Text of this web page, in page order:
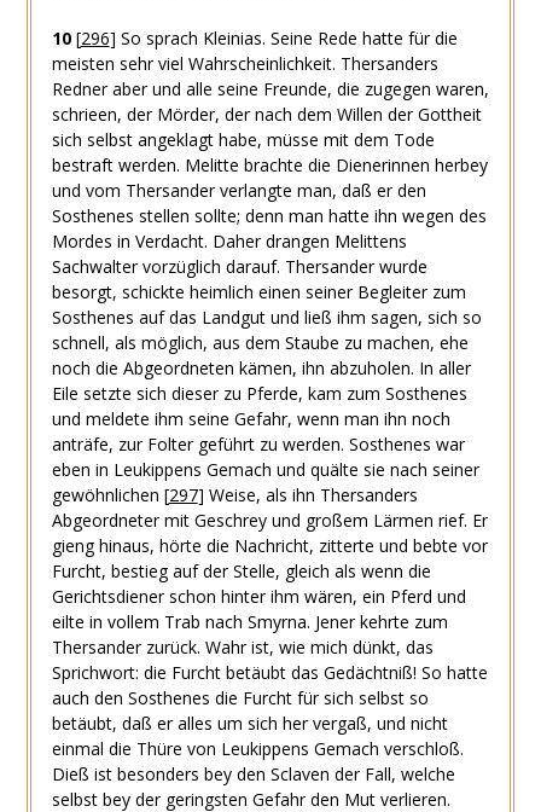
10 [296] So sprach Kleinias. Seine Rede hatte für die
meisten sehr viel Wahrscheinlichkeit. Thersanders
Redner aber und alle seine Freunde, die zugegen waren,
schrieen, der Mörder, der nach dem Willen der Gottheit
sich selbst angeklagt habe, müsse mit dem Tode
bestraft werden. Melitte brachte die Dienerinnen herbey
und vom Thersander verlangte man, daß er den
Sosthenes stellen sollte; denn man hatte ihn wegen des
Mordes in Verdacht. Daher drangen Melittens
Sachwalter vorzüglich darauf. Thersander wurde
besorgt, schickte heimlich einen seiner Begleiter zum
Sosthenes auf das Landgut und ließ ihm sagen, sich so
schnell, als möglich, aus dem Staube zu machen, ehe
noch die Abgeordneten kämen, ihn abzuholen. In aller
Eile setzte sich dieser zu Pferde, kam zum Sosthenes
und meldete ihm seine Gefahr, wenn man ihn noch
anträfe, zur Folter geführt zu werden. Sosthenes war
eben in Leukippens Gemach und quälte sie nach seiner
gewöhnlichen [297] Weise, als ihn Thersanders
Abgeordneter mit Geschrey und großem Lärmen rief. Er
gieng hinaus, hörte die Nachricht, zitterte und bebte vor
Furcht, bestieg auf der Stelle, gleich als wenn die
Gerichtsdiener schon hinter ihm wären, ein Pferd und
eilte in vollem Trab nach Smyrna. Jener kehrte zum
Thersander zurück. Wahr ist, wie mich dünkt, das
Sprichwort: die Furcht betäubt das Gedächtniß! So hatte
auch den Sosthenes die Furcht für sich selbst so
betäubt, daß er alles um sich her vergaß, und nicht
einmal die Thüre von Leukippens Gemach verschloß.
Dieß ist besonders bey den Sclaven der Fall, welche
selbst bey der geringsten Gefahr den Mut verlieren.